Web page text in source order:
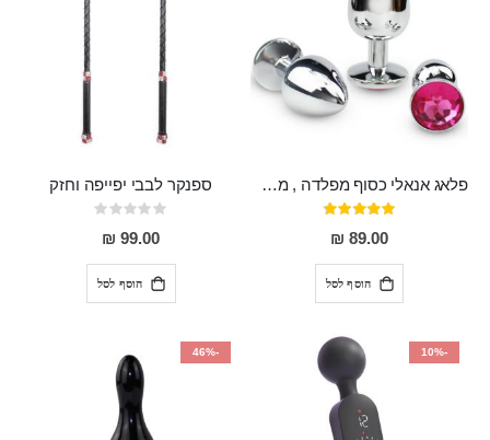
פלאג אנאלי כסוף מפלדה , מתאים ללבישה מתחת לבגדים, בגודל 7.3 על 2.8 ס"מ
דירוג:
97%
89.00 ₪
הוסף לסל
ספנקר לבבי יפייפה וחזק
Rating:
0%
99.00 ₪
הוסף לסל
-10%
-46%